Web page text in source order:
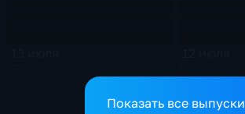
Показать все выпуски